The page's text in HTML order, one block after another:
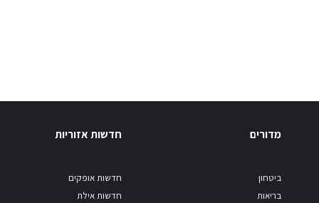
מדורים
ביטחון
בריאות
חדשות אזוריות
חדשות אופקים
חדשות אילת